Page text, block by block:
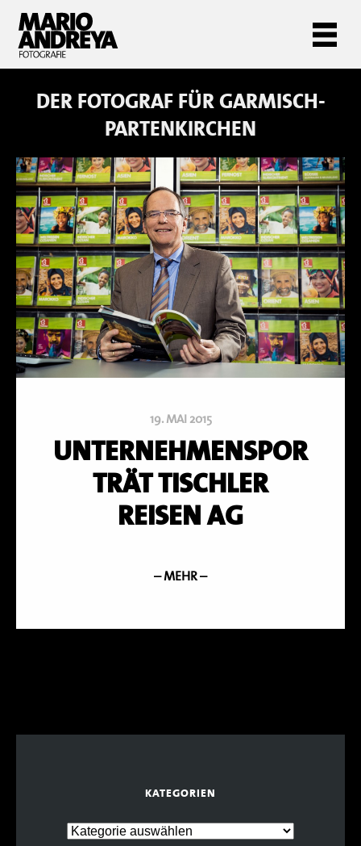
DER FOTOGRAF FÜRGARMISCH-
PARTENKIRCHEN
19. MAI 2015
UNTERNEHMENSPOR
TRÄT TISCHLER
REISEN AG
– MEHR –
KATEGORIEN